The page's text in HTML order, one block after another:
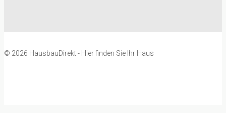
© 2026 HausbauDirekt - Hier finden Sie Ihr Haus